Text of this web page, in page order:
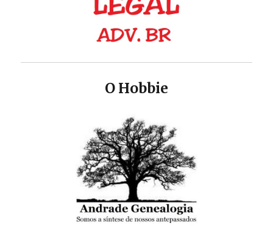
O Hobbie